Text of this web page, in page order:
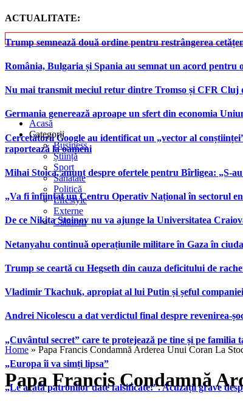
ACTUALITATE:
Trump semnează două ordine pentru restrângerea
România, Bulgaria și Spania au semnat un acord
Nu mai transmit meciul retur dintre Tromso și CFR Cluj
Germania generează aproape un sfert din economia
Cercetătorii Google au identificat un „vector al
raportează la oameni
Mihai Stoica, anunț despre ofertele pentru Bîrligea: „S-
„Va fi înființat un Centru Operativ Național în sectorul
De ce Nikita Stoinov nu va ajunge la Universitatea
Netanyahu continuă operațiunile militare în Gaza în
Trump se ceartă cu Hegseth din cauza deficitului de
Vladimir Tkachuk, apropiat al lui Putin și șeful
Andrei Nicolescu a dat verdictul final despre revenirea-
„Cuvântul secret” care te protejează pe tine și pe
„Europa îi va simți lipsa”
„Le arată patronilor date falsificate!”. Acuzații grave
Acasă
Categorii
Business
Știință
Sport
Sănătate
Politică
Lifestyle
Externe
Călătorii
Home » Papa Francis Condamnă Arderea Unui Coran La
Papa Francis Condamnă